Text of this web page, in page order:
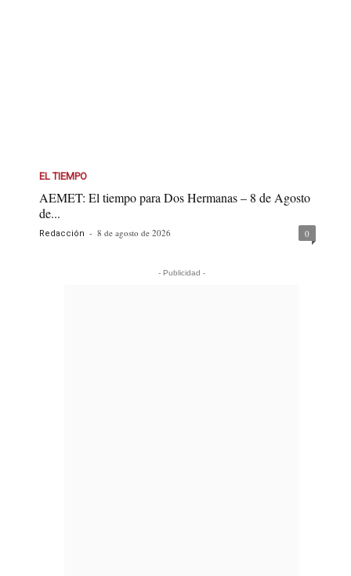
EL TIEMPO
AEMET: El tiempo para Dos Hermanas – 8 de Agosto
de...
Redacción - 8 de agosto de 2026 0
- Publicidad -